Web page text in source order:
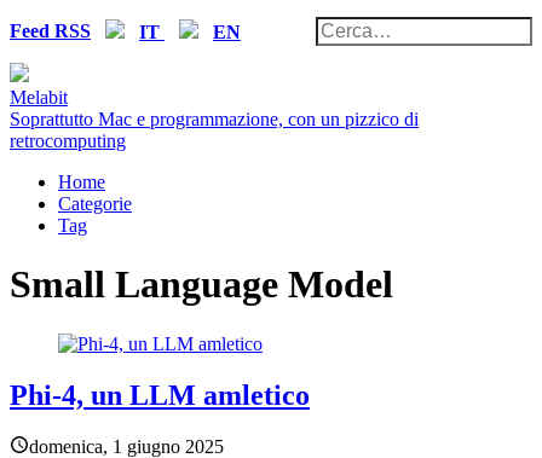
Feed RSS IT EN
Melabit
Soprattutto Mac e programmazione, con un pizzico di
retrocomputing
Home
Categorie
Tag
Small Language Model
Phi-4, un LLM amletico
domenica, 1 giugno 2025